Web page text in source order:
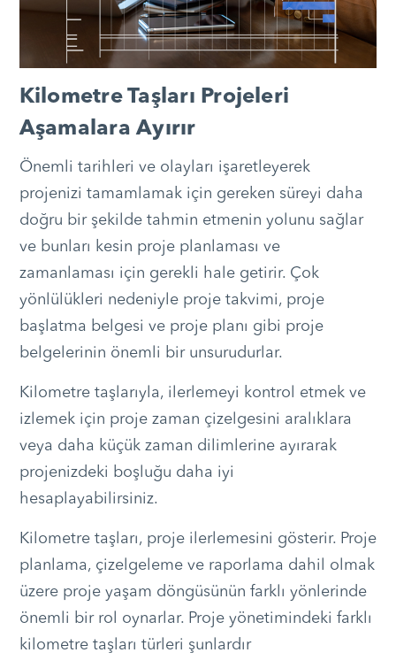
Kilometre Taşları Projeleri
Aşamalara Ayırır
Önemli tarihleri ve olayları işaretleyerek
projenizi tamamlamak için gereken süreyi daha
doğru bir şekilde tahmin etmenin yolunu sağlar
ve bunları kesin proje planlaması ve
zamanlaması için gerekli hale getirir. Çok
yönlülükleri nedeniyle proje takvimi, proje
başlatma belgesi ve proje planı gibi proje
belgelerinin önemli bir unsurudurlar.
Kilometre taşlarıyla, ilerlemeyi kontrol etmek ve
izlemek için proje zaman çizelgesini aralıklara
veya daha küçük zaman dilimlerine ayırarak
projenizdeki boşluğu daha iyi
hesaplayabilirsiniz.
Kilometre taşları, proje ilerlemesini gösterir. Proje
planlama, çizelgeleme ve raporlama dahil olmak
üzere proje yaşam döngüsünün farklı yönlerinde
önemli bir rol oynarlar. Proje yönetimindeki farklı
kilometre taşları türleri şunlardır